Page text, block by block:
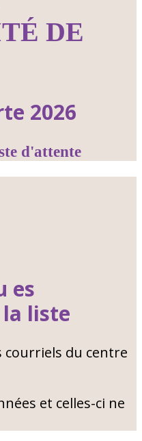
DE
2026
d'attente
es
liste
courriels du centre
et celles-ci ne